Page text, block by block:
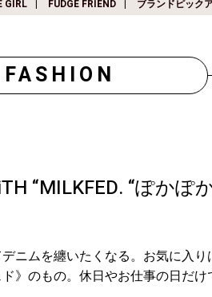
GIRL FUDGE FRIEND ブランドピック
FASHION
“MILKFED. “ぽかぽ
ニムを纏いたくなる。お気に入
》のもの。休日やお仕事の日だ